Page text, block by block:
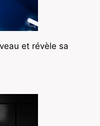
et révèle sa